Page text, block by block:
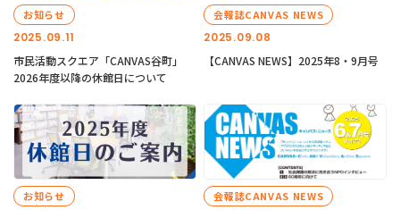
2025.09.11
お知らせ
市民活動スクエア「CANVAS谷町」
2026年度以降の休館日について
2025.09.08
会報誌CANVAS NEWS
【CANVAS NEWS】2025年8・9月号
お知らせ 会報誌CANVAS NEWS